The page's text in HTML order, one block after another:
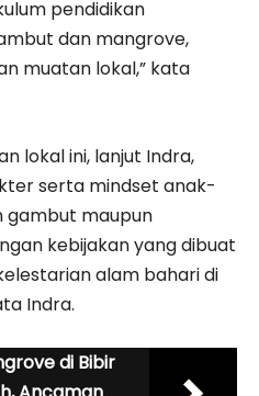
pendidikan
dan mangrove,
muatan lokal,” kata
lokal ini, lanjut Indra,
serta mindset anak-
gambut maupun
kebijakan yang dibuat
alam bahari di
Indra.
di Bibir